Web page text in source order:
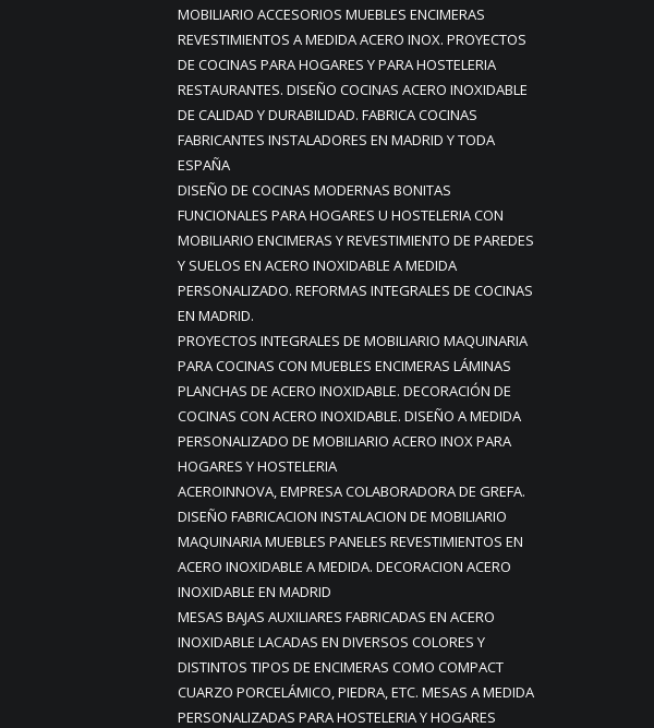
MOBILIARIO ACCESORIOS MUEBLES ENCIMERAS
REVESTIMIENTOS A MEDIDA ACERO INOX. PROYECTOS
DE COCINAS PARA HOGARES Y PARA HOSTELERIA
RESTAURANTES. DISEÑO COCINAS ACERO INOXIDABLE
DE CALIDAD Y DURABILIDAD. FABRICA COCINAS
FABRICANTES INSTALADORES EN MADRID Y TODA
ESPAÑA
DISEÑO DE COCINAS MODERNAS BONITAS
FUNCIONALES PARA HOGARES U HOSTELERIA CON
MOBILIARIO ENCIMERAS Y REVESTIMIENTO DE PAREDES
Y SUELOS EN ACERO INOXIDABLE A MEDIDA
PERSONALIZADO. REFORMAS INTEGRALES DE COCINAS
EN MADRID.
PROYECTOS INTEGRALES DE MOBILIARIO MAQUINARIA
PARA COCINAS CON MUEBLES ENCIMERAS LÁMINAS
PLANCHAS DE ACERO INOXIDABLE. DECORACIÓN DE
COCINAS CON ACERO INOXIDABLE. DISEÑO A MEDIDA
PERSONALIZADO DE MOBILIARIO ACERO INOX PARA
HOGARES Y HOSTELERIA
ACEROINNOVA, EMPRESA COLABORADORA DE GREFA.
DISEÑO FABRICACION INSTALACION DE MOBILIARIO
MAQUINARIA MUEBLES PANELES REVESTIMIENTOS EN
ACERO INOXIDABLE A MEDIDA. DECORACION ACERO
INOXIDABLE EN MADRID
MESAS BAJAS AUXILIARES FABRICADAS EN ACERO
INOXIDABLE LACADAS EN DIVERSOS COLORES Y
DISTINTOS TIPOS DE ENCIMERAS COMO COMPACT
CUARZO PORCELÁMICO, PIEDRA, ETC. MESAS A MEDIDA
PERSONALIZADAS PARA HOSTELERIA Y HOGARES